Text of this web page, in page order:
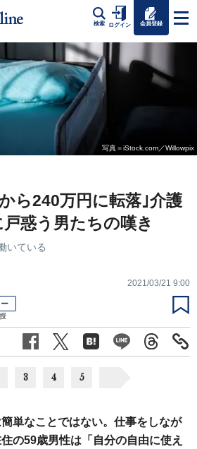
検索 ログイン 会員登録
写真＝iStock.com／Willowpix
ら240万円に転落｣介護
惑う男たちの嘆き
いている
2021/03/21 9:00
3 4 5
単なことではない。仕事をしなが
の59歳男性は「自分の自由に使え